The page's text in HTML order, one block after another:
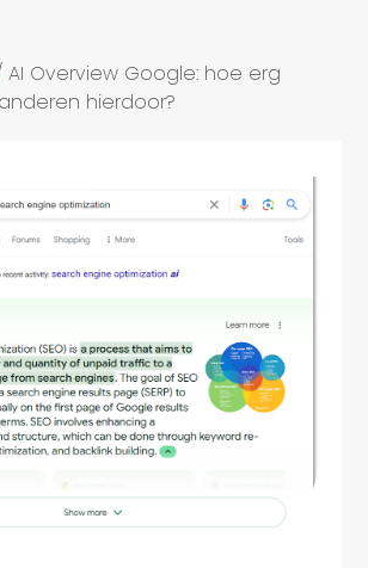
AI Overview Google: hoe erg
hierdoor?